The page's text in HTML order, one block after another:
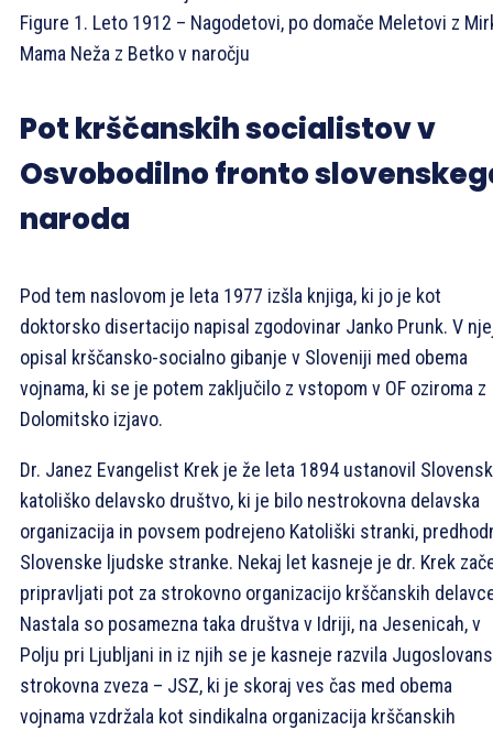
Figure 1. Leto 1912 – Nagodetovi, po domače Meletovi z
Mama Neža z Betko v naročju
Pot krščanskih socialistov v
Osvobodilno fronto
naroda
Pod tem naslovom je leta 1977 izšla knjiga, ki jo je kot
doktorsko disertacijo napisal zgodovinar Janko Prunk. V
opisal krščansko-socialno gibanje v Sloveniji med obema
vojnama, ki se je potem zaključilo z vstopom v OF oziroma z
Dolomitsko izjavo.
Dr. Janez Evangelist Krek je že leta 1894 ustanovil
katoliško delavsko društvo, ki je bilo nestrokovna delavska
organizacija in povsem podrejeno Katoliški stranki,
Slovenske ljudske stranke. Nekaj let kasneje je dr. Krek
pripravljati pot za strokovno organizacijo krščanskih
Nastala so posamezna taka društva v Idriji, na Jesenicah, v
Polju pri Ljubljani in iz njih se je kasneje razvila
strokovna zveza – JSZ, ki je skoraj ves čas med obema
vojnama vzdržala kot sindikalna organizacija krščanskih